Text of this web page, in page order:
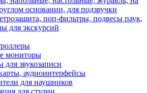
основании, для подзвучки
поп-фильтры, подвесы паук,
для экскурсий
мониторы
для звукозаписи
аудиоинтерфейсы
для наушников
для студии